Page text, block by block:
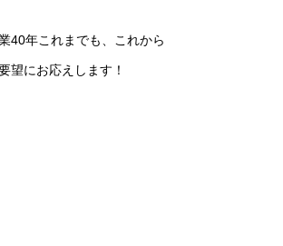
40年これまでも、これから
望にお応えします！